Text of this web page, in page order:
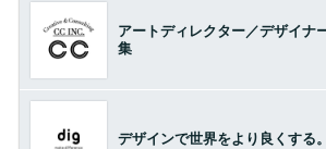
アートディレクター／デザイナ
集
デザインで世界をより良くする。